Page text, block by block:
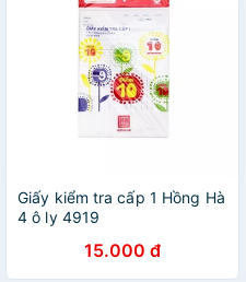
Giấy kiểm tra cấp 1 Hồng Hà
4 ô ly 4919
15.000 đ